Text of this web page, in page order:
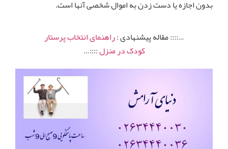
بدون اجازه یا دست زدن به اموال شخصی آنها است.
…:::: مقاله پیشنهادی :راهنمای انتخاب پرستار
کودک در منزل::::…